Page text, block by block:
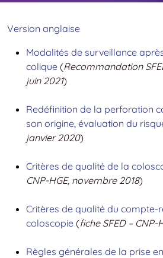
Version anglaise
Modalités de surveillance
colique (Recommandation
juin 2021)
Redéfinition de la perforation
son origine, évaluation du
janvier 2020)
Critères de qualité de la
CNP-HGE, novembre 2018)
Critères de qualité du compte-
coloscopie (fiche SFED –
Règles générales de la prise